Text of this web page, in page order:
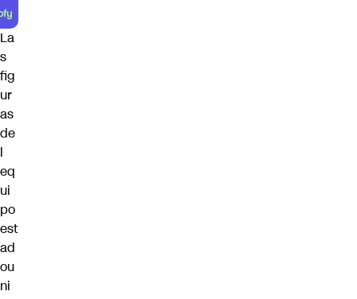
La
s
fig
ur
as
de
l
eq
ui
po
est
ad
ou
ni